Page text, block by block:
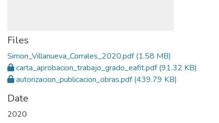
Files
Simon_Villanueva_Corrales_2020.pdf(1.58 MB)
carta_aprobacion_trabajo_grado_eafit.pdf(91.32 KB)
autorizacion_publicacion_obras.pdf(439.79 KB)
Date
2020